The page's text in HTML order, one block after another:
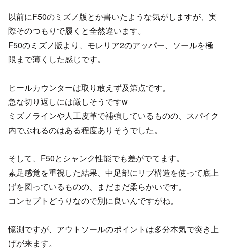
以前にF50のミズノ版とか書いたような気がしますが、実
際そのつもりで履くと全然違います。
F50のミズノ版より、モレリア2のアッパー、ソールを極
限まで薄くした感じです。
ヒールカウンターは取り敢えず及第点です。
急な切り返しには厳しそうですw
ミズノラインや人工皮革で補強しているものの、スパイク
内でぶれるのはある程度ありそうでした。
そして、F50とシャンク性能でも差がでてます。
素足感覚を重視した結果、中足部にリブ構造を使って底上
げを図っているものの、まだまだ柔らかいです。
コンセプトどうりなので別に良いんですがね。
憶測ですが、アウトソールのポイントは多分本気で突き上
げが来ます。